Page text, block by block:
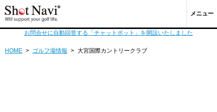
メニュー
お問合せに自動回答する「チャットボット」を開設いたしました
HOME > ゴルフ場情報 > 大宮国際カントリークラブ